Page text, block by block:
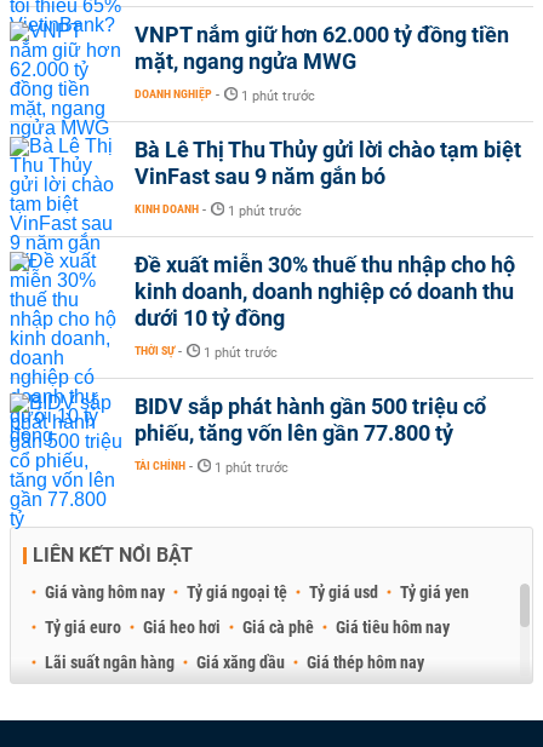
VNPT nắm giữ hơn 62.000 tỷ đồng tiền
mặt, ngang ngửa MWG
DOANH NGHIỆP - 1 phút trước
Bà Lê Thị Thu Thủy gửi lời chào tạm biệt
VinFast sau 9 năm gắn bó
KINH DOANH - 1 phút trước
Đề xuất miễn 30% thuế thu nhập cho hộ
kinh doanh, doanh nghiệp có doanh thu
dưới 10 tỷ đồng
THỜI SỰ - 1 phút trước
BIDV sắp phát hành gần 500 triệu cổ
phiếu, tăng vốn lên gần 77.800 tỷ
TÀI CHÍNH - 1 phút trước
LIÊN KẾT NỔI BẬT
Giá vàng hôm nay Tỷ giá ngoại tệ Tỷ giá usd
Tỷ giá yen
Tỷ giá euro
Giá heo hơi Giá cà phê
Giá tiêu hôm nay
Lãi suất ngân hàng
Giá xăng dầu
Giá thép hôm nay